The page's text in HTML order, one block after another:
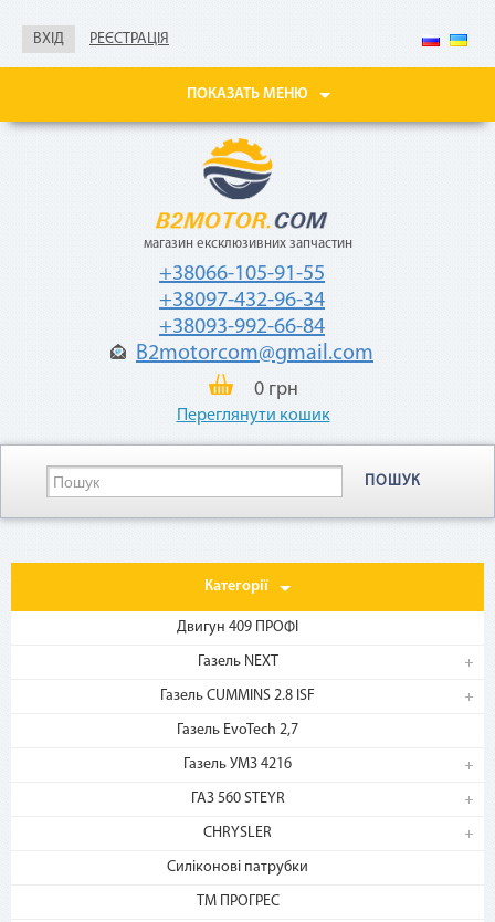
ВХІД РЕЄСТРАЦІЯ
ПОКАЗАТЬ МЕНЮ
магазин ексклюзивних запчастин
+38066-105-91-55
+38097-432-96-34
+38093-992-66-84
B2motorcom@gmail.com
0 грн
Переглянути кошик
ПОШУК
Категорії
Двигун 409 ПРОФІ
Газель NEXT
Газель CUMMINS 2.8 ISF
Газель EvoTech 2,7
Газель УМЗ 4216
ГАЗ 560 STEYR
CHRYSLER
Силіконові патрубки
ТМ ПРОГРЕС
справка о доходах
«Мгновенная рассрочка»
месяцев
Как воспользоваться
на b2motor.com и положите